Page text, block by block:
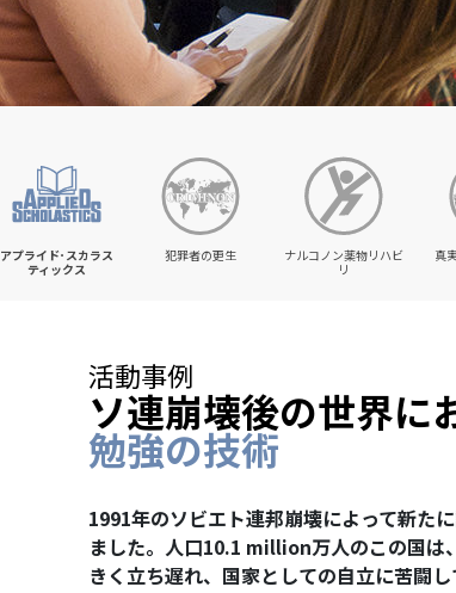
アプライド･スカラス
ティックス
犯罪者の更生
ナルコノン薬物リハビ
リ
真
活動事例
ソ連崩壊後の世界に
勉強の技術
1991年のソビエト連邦崩壊によって新た
ました。人口10.1 million万人のこの国は
きく立ち遅れ、国家としての自立に苦闘し